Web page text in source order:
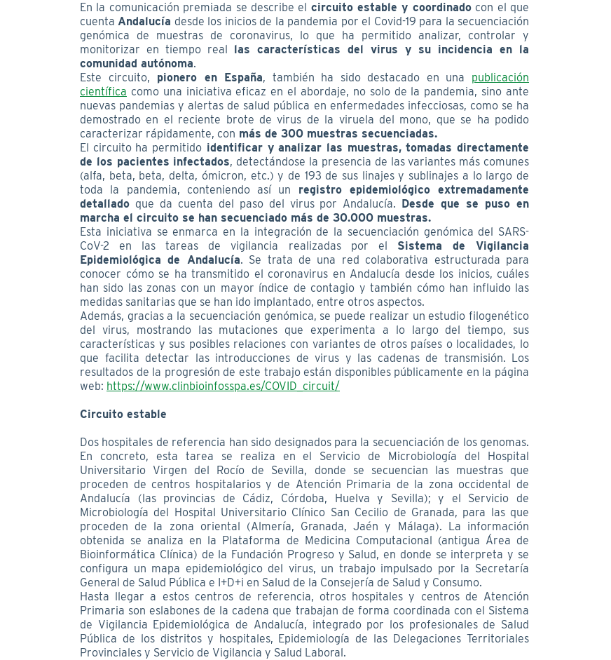
En la comunicación premiada se describe el circuito estable y coordinadocon el que
cuentaAndalucía desde los inicios de la pandemia por el Covid-19 para la secuenciación
genómica de muestras de coronavirus, lo que ha permitido analizar, controlar y
monitorizar en tiempo real las características del virus y su incidencia en la
comunidad autónoma.
Este circuito, pionero en España, también ha sido destacado en una publicación
científica como una iniciativa eficaz en el abordaje, no solo de la pandemia, sino ante
nuevas pandemias y alertas de salud pública en enfermedades infecciosas, como se ha
demostrado en el reciente brote de virus de la viruela del mono, que se ha podido
caracterizar rápidamente, con más de 300 muestras secuenciadas.
El circuito ha permitido identificar y analizar las muestras, tomadas directamente
de los pacientes infectados, detectándose la presencia de las variantes más comunes
(alfa, beta, beta, delta, ómicron, etc.) y de 193 de sus linajes y sublinajes a lo largo de
toda la pandemia, conteniendo así un registro epidemiológico extremadamente
detallado que da cuenta del paso del virus por Andalucía. Desde que se puso en
marcha el circuito se han secuenciado más de 30.000 muestras.
Esta iniciativa se enmarca en la integración de la secuenciación genómica del SARS-
CoV-2 en las tareas de vigilancia realizadas por el Sistema de Vigilancia
Epidemiológica de Andalucía. Se trata de una red colaborativa estructurada para
conocer cómo se ha transmitido el coronavirus en Andalucía desde los inicios, cuáles
han sido las zonas con un mayor índice de contagio y también cómo han influido las
medidas sanitarias que se han ido implantado, entre otros aspectos.
Además, gracias a la secuenciación genómica, se puede realizar un estudio filogenético
del virus, mostrando las mutaciones que experimenta a lo largo del tiempo, sus
características y sus posibles relaciones con variantes de otros países o localidades, lo
que facilita detectar las introducciones de virus y las cadenas de transmisión. Los
resultados de la progresión de este trabajo están disponibles públicamente en la página
web: https://www.clinbioinfosspa.es/COVID_circuit/
Circuito estable
Dos hospitales de referencia han sido designados para la secuenciación de los genomas.
En concreto, esta tarea se realiza en el Servicio de Microbiología del Hospital
Universitario Virgen del Rocío de Sevilla, donde se secuencian las muestras que
proceden de centros hospitalarios y de Atención Primaria de la zona occidental de
Andalucía (las provincias de Cádiz, Córdoba, Huelva y Sevilla); y el Servicio de
Microbiología del Hospital Universitario Clínico San Cecilio de Granada, para las que
proceden de la zona oriental (Almería, Granada, Jaén y Málaga). La información
obtenida se analiza en la Plataforma de Medicina Computacional (antigua Área de
Bioinformática Clínica) de la Fundación Progreso y Salud, en donde se interpreta y se
configura un mapa epidemiológico del virus, un trabajo impulsado por la Secretaría
General de Salud Pública e I+D+i en Salud de la Consejería de Salud y Consumo.
Hasta llegar a estos centros de referencia, otros hospitales y centros de Atención
Primaria son eslabones de la cadena que trabajan de forma coordinada con el Sistema
de Vigilancia Epidemiológica de Andalucía, integrado por los profesionales de Salud
Pública de los distritos y hospitales, Epidemiología de las Delegaciones Territoriales
Provinciales y Servicio de Vigilancia y Salud Laboral.